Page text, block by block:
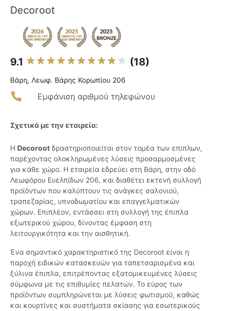
Decoroot
9.1 (18)
Βάρη, Λεωφ. Βάρης Κορωπίου 206
Εμφάνιση αριθμού τηλεφώνου
Σχετικά με την εταιρεία:
Η Decoroot δραστηριοποιείται στον τομέα των επίπλων,
παρέχοντας ολοκληρωμένες λύσεις προσαρμοσμένες
για κάθε χώρο. Η εταιρεία εδρεύει στη Βάρη, στην οδό
Λεωφόρου Ευελπίδων 206, και διαθέτει εκτενή συλλογή
προϊόντων που καλύπτουν τις ανάγκες σαλονιού,
τραπεζαρίας, υπνοδωματίου και επαγγελματικών
χώρων. Επιπλέον, εντάσσει στη συλλογή της έπιπλα
εξωτερικού χώρου, δίνοντας έμφαση στη
λειτουργικότητα και την αισθητική.
Ένα σημαντικό χαρακτηριστικό της Decoroot είναι η
παροχή ειδικών κατασκευών για ταπετσαρισμένα και
ξύλινα έπιπλα, επιτρέποντας εξατομικευμένες λύσεις
σύμφωνα με τις επιθυμίες πελατών. Το εύρος των
προϊόντων συμπληρώνεται με λύσεις φωτισμού, καθώς
και κουρτίνες και συστήματα σκίασης για εσωτερικούς